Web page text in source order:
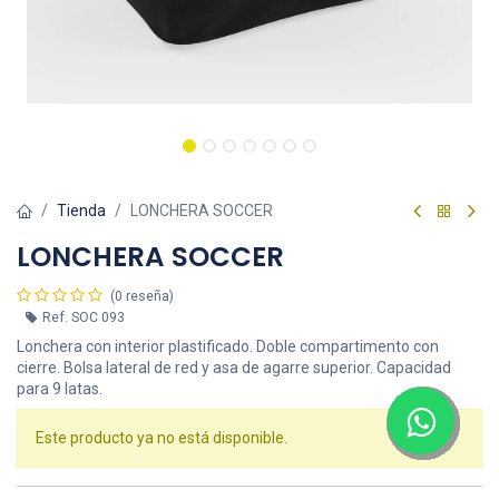
Tienda LONCHERA SOCCER
LONCHERA SOCCER
(0 reseña)
Ref. SOC 093
Lonchera con interior plastificado. Doble compartimento con
cierre. Bolsa lateral de red y asa de agarre superior. Capacidad
para 9 latas.
Este producto ya no está disponible.